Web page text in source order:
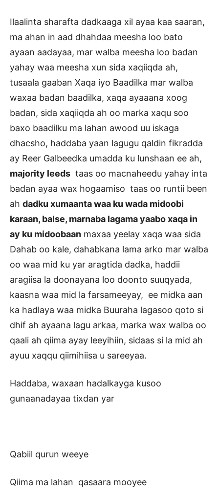
Ilaalinta sharafta dadkaaga xil ayaa kaa saaran,
ma ahan in aad dhahdaa meesha loo bato
ayaan aadayaa, mar walba meesha loo badan
yahay waa meesha xun sida xaqiiqda ah,
tusaala gaaban Xaqa iyo Baadilka mar walba
waxaa badan baadilka, xaqa ayaaana xoog
badan, sida xaqiiqda ah oo marka xaqu soo
baxo baadilku ma lahan awood uu iskaga
dhacsho, haddaba yaan lagugu qaldin fikradda
ay Reer Galbeedka umadda ku lunshaan ee ah,
majority leeds taas oo macnaheedu yahay inta
badan ayaa wax hogaamiso taas oo runtii been
ah dadku xumaanta waa ku wada midoobi
karaan, balse, marnaba lagama yaabo xaqa in
ay ku midoobaan maxaa yeelay xaqa waa sida
Dahab oo kale, dahabkana lama arko mar walba
oo waa mid ku yar aragtida dadka, haddii
aragiisa la doonayana loo doonto suuqyada,
kaasna waa mid la farsameeyay, ee midka aan
ka hadlaya waa midka Buuraha lagasoo qoto si
dhif ah ayaana lagu arkaa, marka wax walba oo
qaali ah qiima ayay leeyihiin, sidaas si la mid ah
ayuu xaqqu qiimihiisa u sareeyaa.
Haddaba, waxaan hadalkayga kusoo
gunaanadayaa tixdan yar
Qabiil qurun weeye
Qiima ma lahan qasaara mooyee